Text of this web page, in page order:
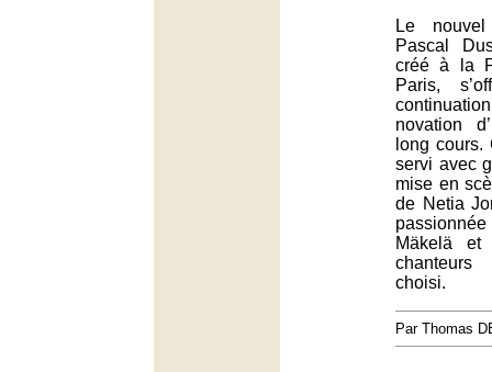
Le
Pascal
créé à la
Paris,
novation
long
servi avec
mise en
de Netia
Mäkelä
chanteurs
choisi.
Par Thomas